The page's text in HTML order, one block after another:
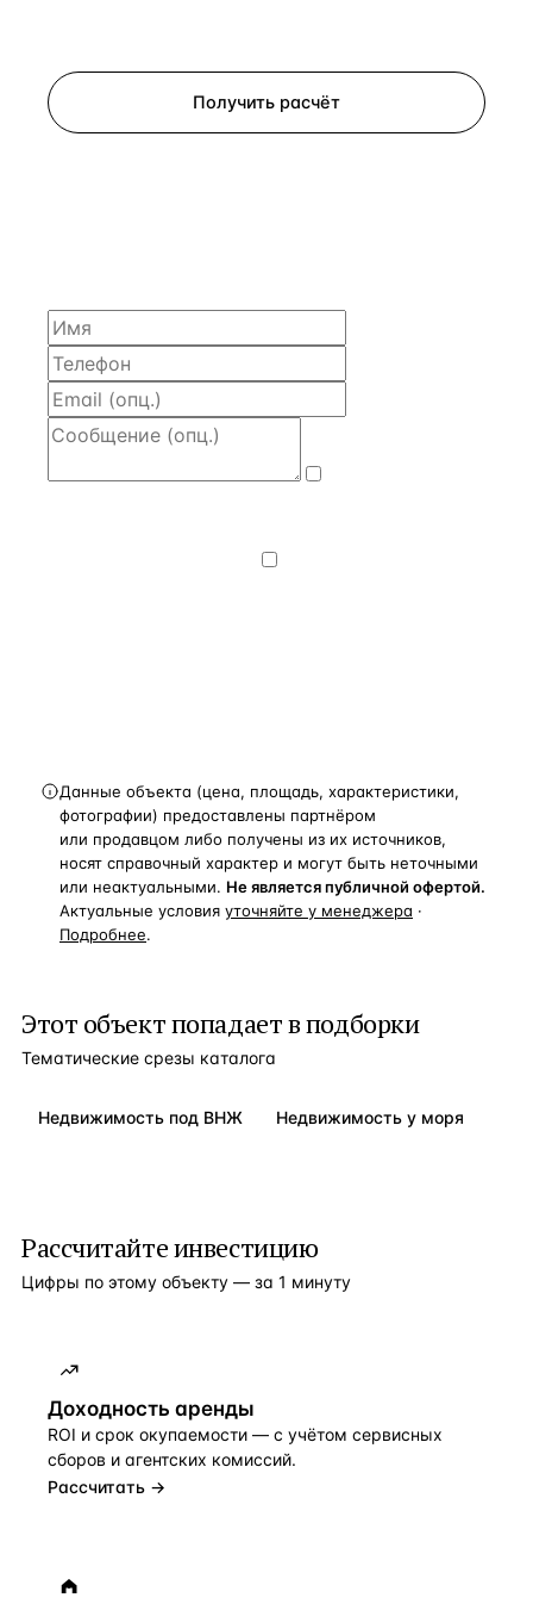
Получить расчёт
Данные объекта (цена, площадь, характеристики,
фотографии) предоставлены партнёром
или продавцом либо получены из их источников,
носят справочный характер и могут быть неточными
или неактуальными. Не является публичной офертой.
Актуальные условия уточняйте у менеджера ·
Подробнее.
Этот объект попадает в подборки
Тематические срезы каталога
Недвижимость под ВНЖ Недвижимость у моря
Рассчитайте инвестицию
Цифры по этому объекту — за 1 минуту
Доходность аренды
ROI и срок окупаемости — с учётом сервисных
сборов и агентских комиссий.
Рассчитать →